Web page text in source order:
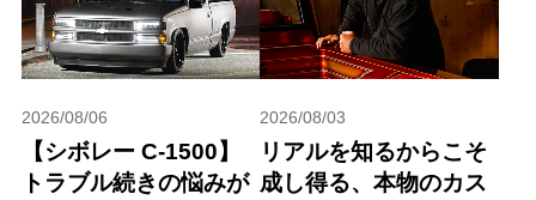
2026/08/06
【シボレー C-1500】
トラブル続きの悩みが
2026/08/03
リアルを知るからこそ
成し得る、本物のカス